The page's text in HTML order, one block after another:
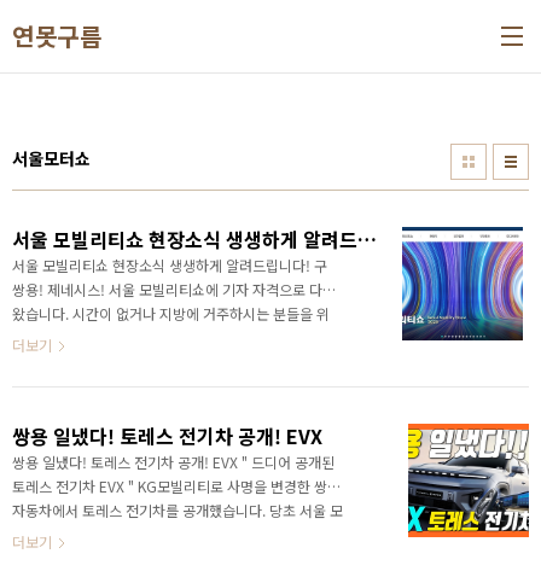
연못구름
서울모터쇼
서울 모빌리티쇼 현장소식 생생하게 알려드립니다! 구쌍용! 제네시스!
서울 모빌리티쇼 현장소식 생생하게 알려드립니다! 구
쌍용! 제네시스! 서울 모빌리티쇼에 기자 자격으로 다녀
왔습니다. 시간이 없거나 지방에 거주하시는 분들을 위
해서 영상으로 자세히 담아왔습니다. 구쌍용 대형급 전
전기차! 신형 쏘나타 N Lline과 노멀 디자인 차이점! 코
인승 3열 제공! 모델X 고성능 풀레이드! 제로백 2.6초!
이네오스 그레나디어 국내 최초 공개! 올해 출시된다!
제네시스 X 컨버터블! 실제보니 더 놀랍다! 구독(하단
링크)과 알림 설정하셔야 신차 정보를 자동으로 받아볼
더보기
쌍용 일냈다! 토레스 전기차 공개! EVX
쌍용 일냈다! 토레스 전기차 공개! EVX " 드디어 공개된
토레스 전기차 EVX " KG모빌리티로 사명을 변경한 쌍용
자동차에서 토레스 전기차를 공개했습니다. 당초 서울 모
빌리티쇼를 통해서 공개될 것으로 알려졌는데.. 기습적으
더보기